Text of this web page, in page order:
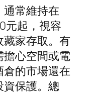
常維持在
元起，視容
家存取。有
心空間或電
的市場還在
資保護。總